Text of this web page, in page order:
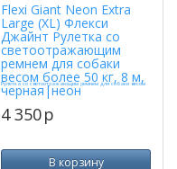
Flexi Giant Neon Extra
Large (XL) Флекси
Джайнт Рулетка со
светоотражающим
ремнем для собаки
весом более 50 кг, 8 м,
черная|неон
4 350p
В корзину